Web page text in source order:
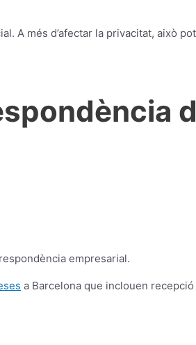
A més d’afectar la privacitat, això
empresarial.
a Barcelona que inclouen